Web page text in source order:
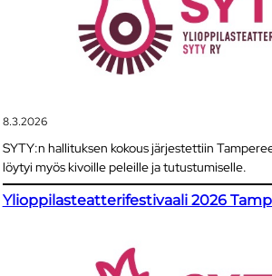
8.3.2026
SYTY:n hallituksen kokous järjestettiin
löytyi myös kivoille peleille ja tutustumiselle.
Ylioppilasteatterifestivaali 2026